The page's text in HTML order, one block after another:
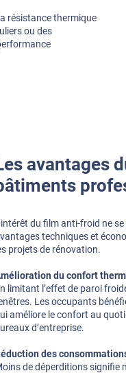
résistance thermique
ou des
avantages
du film anti-froid ne
techniques et
projets de rénovation.
du confort
limitant l’effet de paroi
Les occupants
améliore le confort au
d’entreprise.
des
de déperditions signifie